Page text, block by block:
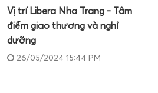
Vị trí Libera Nha Trang - Tâm
điểm giao thương và nghỉ
dưỡng
26/05/2024 15:44 PM